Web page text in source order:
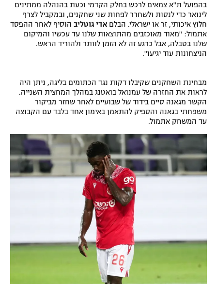
בהפועל ת"א צמאים לרכש בחלק הקדמי וכעת בהנהלה ממתינים
לינואר כדי לנסות ולשחרר לפחות שני שחקנים, ובמקביל לצרף
חלוץ איכותי, זר או ישראלי. הבלם אדי גוטליב הוסיף לאחר ההפסד
אתמול: "מאוד מאוכזבים מהתוצאות שלנו עד עכשיו והמיקום
שלנו בטבלה, אבל כרגע זה לא הזמן לוותר ולהוריד הראש.
הניצחונות עוד יגיעו".
מבחינת השחקנים שקיבלו דקות נגד הכתומים בליגה, ניתן היה
לראות את החזרה של עמנואל בואטנג במהלך המחצית השנייה.
הקשר מגאנה סיים בידוד של שבועיים לאחר שחזר מביקור
משפחתי בגאנה והספיק להתאמן באימון אחד בלבד עם הקבוצה
עד המשחק אתמול.